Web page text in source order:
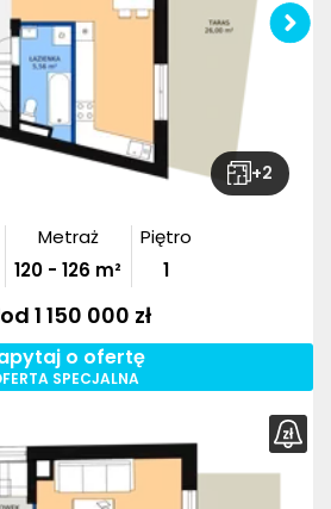
+2
Metraż
120 - 126 m²
Piętro
1
od 1 150 000 zł
o ofertę
SPECJALNA